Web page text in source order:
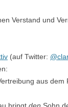
Verstand und
(auf Twitter:
aus dem